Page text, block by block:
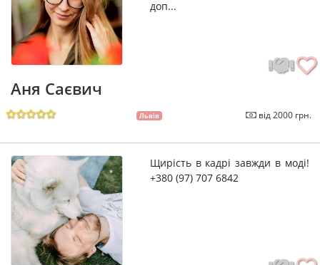
доп...
Аня Саєвич
Львів від 2000 грн.
Щирість в кадрі завжди в моді!
+380 (97) 707 6842